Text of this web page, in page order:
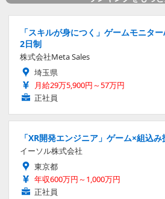
「スキルが身につく」ゲームモニタ
2日制
株式会社Meta Sales
埼玉県
月給29万5,900円～57万円
正社員
「XR開発エンジニア」ゲーム×組込
イーソル株式会社
東京都
年収600万円～1,000万円
正社員